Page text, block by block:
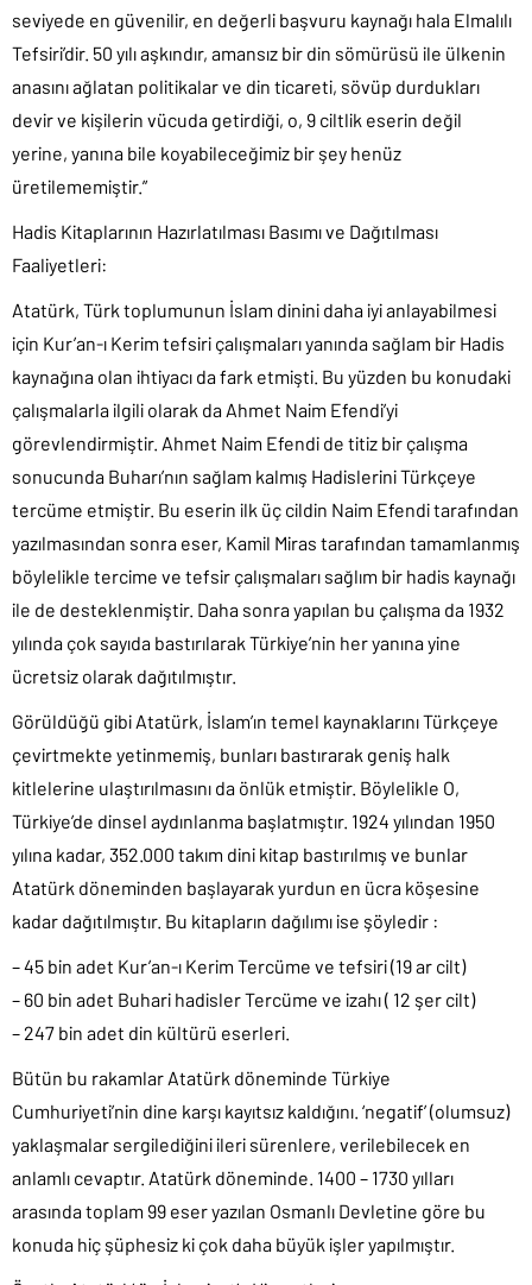
seviyede en güvenilir, en değerli başvuru kaynağı hala Elmalılı
Tefsiri’dir. 50 yılı aşkındır, amansız bir din sömürüsü ile ülkenin
anasını ağlatan politikalar ve din ticareti, sövüp durdukları
devir ve kişilerin vücuda getirdiği, o, 9 ciltlik eserin değil
yerine, yanına bile koyabileceğimiz bir şey henüz
üretilememiştir.”
Hadis Kitaplarının Hazırlatılması Basımı ve Dağıtılması
Faaliyetleri:
Atatürk, Türk toplumunun İslam dinini daha iyi anlayabilmesi
için Kur’an-ı Kerim tefsiri çalışmaları yanında sağlam bir Hadis
kaynağına olan ihtiyacı da fark etmişti. Bu yüzden bu konudaki
çalışmalarla ilgili olarak da Ahmet Naim Efendi’yi
görevlendirmiştir. Ahmet Naim Efendi de titiz bir çalışma
sonucunda Buharı’nın sağlam kalmış Hadislerini Türkçeye
tercüme etmiştir. Bu eserin ilk üç cildin Naim Efendi tarafından
yazılmasından sonra eser, Kamil Miras tarafından tamamlanmış
böylelikle tercime ve tefsir çalışmaları sağlım bir hadis kaynağı
ile de desteklenmiştir. Daha sonra yapılan bu çalışma da 1932
yılında çok sayıda bastırılarak Türkiye’nin her yanına yine
ücretsiz olarak dağıtılmıştır.
Görüldüğü gibi Atatürk, İslam’ın temel kaynaklarını Türkçeye
çevirtmekte yetinmemiş, bunları bastırarak geniş halk
kitlelerine ulaştırılmasını da önlük etmiştir. Böylelikle O,
Türkiye’de dinsel aydınlanma başlatmıştır. 1924 yılından 1950
yılına kadar, 352.000 takım dini kitap bastırılmış ve bunlar
Atatürk döneminden başlayarak yurdun en ücra köşesine
kadar dağıtılmıştır. Bu kitapların dağılımı ise şöyledir :
– 45 bin adet Kur’an-ı Kerim Tercüme ve tefsiri (19 ar cilt)
– 60 bin adet Buhari hadisler Tercüme ve izahı ( 12 şer cilt)
– 247 bin adet din kültürü eserleri.
Bütün bu rakamlar Atatürk döneminde Türkiye
Cumhuriyeti’nin dine karşı kayıtsız kaldığını. ‘negatif’ (olumsuz)
yaklaşmalar sergilediğini ileri sürenlere, verilebilecek en
anlamlı cevaptır. Atatürk döneminde. 1400 – 1730 yılları
arasında toplam 99 eser yazılan Osmanlı Devletine göre bu
konuda hiç şüphesiz ki çok daha büyük işler yapılmıştır.